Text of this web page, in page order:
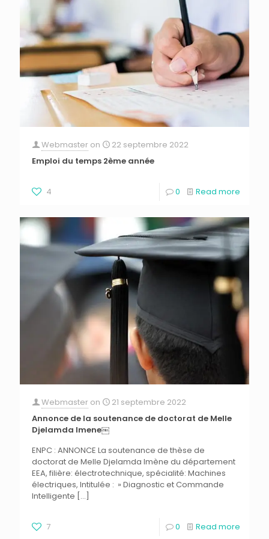
Webmaster on
22 septembre 2022
Emploi du temps 2ème année
4 0 Read more
Webmaster on
21 septembre 2022
Annonce de la soutenance de doctorat de Melle
Djelamda Imene￼
ENPC : ANNONCE La soutenance de thèse de
doctorat de Melle Djelamda Imène du département
EEA, filière: électrotechnique, spécialité: Machines
électriques, Intitulée : » Diagnostic et Commande
Intelligente […]
7 0 Read more